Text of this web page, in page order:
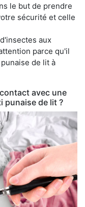
le but de prendre
sécurité et celle
aux
parce qu'il
de lit à
avec une
punaise de lit ?